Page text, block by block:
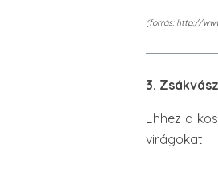
(forrás: http://
3.
Ehhez a
virágokat.